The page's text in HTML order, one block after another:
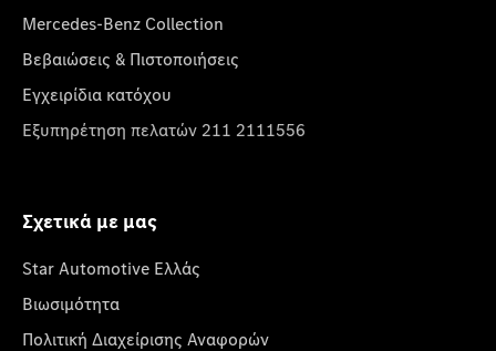
Mercedes-Benz Collection
Βεβαιώσεις & Πιστοποιήσεις
Εγχειρίδια κατόχου
Εξυπηρέτηση πελατών 211 2111556
Σχετικά με μας
Star Automotive Ελλάς
Βιωσιμότητα
Πολιτική Διαχείρισης Αναφορών